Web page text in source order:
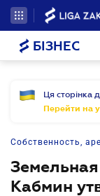
БІЗНЕС
Ця сторінка
Перейти на
Собственность,
Кабмин